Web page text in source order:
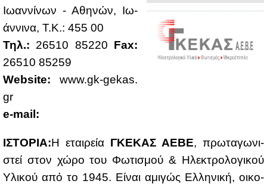
Ιω­αν­νί­νων - Αθη­νών, Ιω­
άν­νι­να, Τ.Κ.: 455 00
Τηλ.: 26510 85220 Fax:
26510 85259
Website: www.​gk-​gekas.​
gr
e-mail:
ΙΣΤΟ­ΡΙΑ:Η εται­ρεία ΓΚΕ­ΚΑΣ ΑΕ­ΒΕ, πρω­τα­γω­νι­
στεί στον χώ­ρο του Φω­τι­σμού & Ηλε­κτρο­λο­γι­κού
Υλι­κού από το 1945. Εί­ναι αμι­γώς Ελ­λη­νι­κή, οι­κο­